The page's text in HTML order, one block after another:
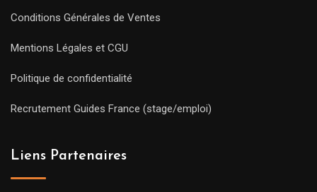
Conditions Générales de Ventes
Mentions Légales et CGU
Politique de confidentialité
Recrutement Guides France (stage/emploi)
Liens Partenaires